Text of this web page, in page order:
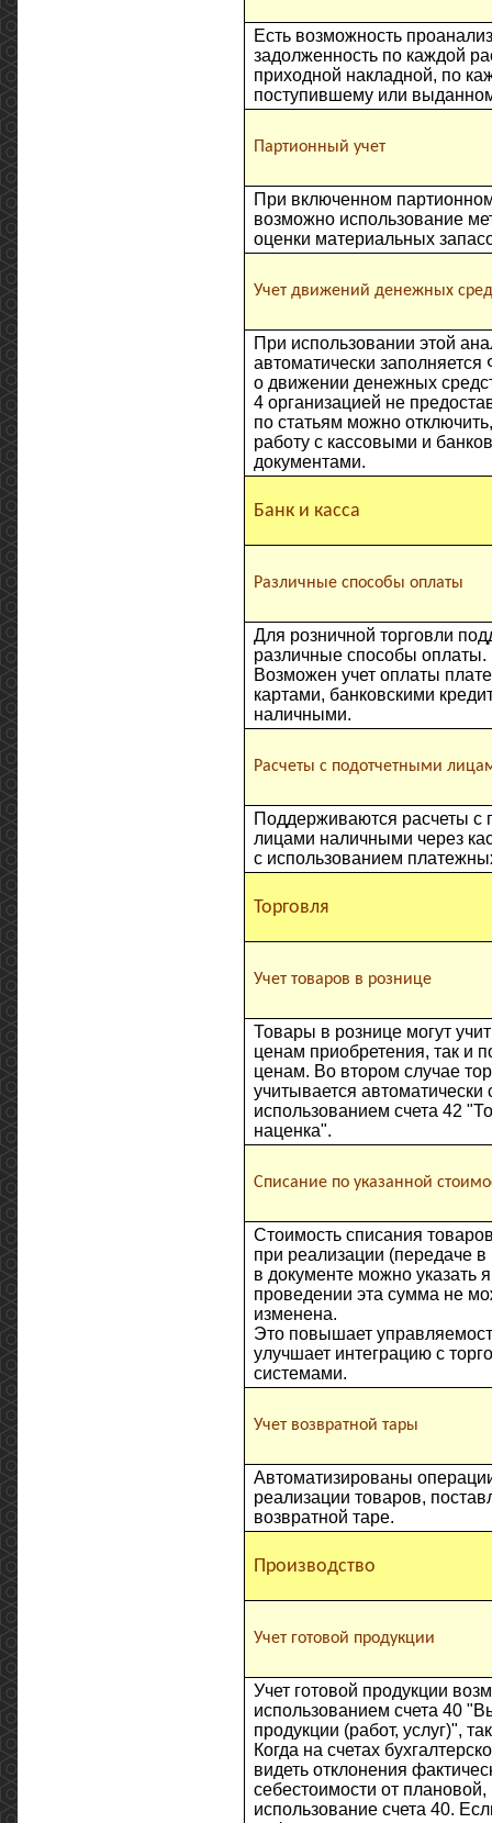
Есть возможность
задолженность по каждой
приходной накладной, по
поступившему или
Партионный учет
При включенном
возможно использование
оценки материальных
Учет движений денежных
При использовании этой
автоматически
о движении денежных
4 организацией не
по статьям можно
работу с кассовыми и
документами.
Банк и касса
Различные способы оплаты
Для розничной торговли
различные способы оплаты.
Возможен учет оплаты
картами, банковскими
наличными.
Расчеты с подотчетными
Поддерживаются расчеты с
лицами наличными через
с использованием
Торговля
Учет товаров в рознице
Товары в рознице могут
ценам приобретения, так и
ценам. Во втором случае
учитывается автоматически
использованием счета 42
наценка".
Списание по указанной
Стоимость списания
при реализации (передаче в
в документе можно указать
проведении эта сумма не
изменена.
Это повышает
улучшает интеграцию с
системами.
Учет возвратной тары
Автоматизированы
реализации товаров,
возвратной таре.
Производство
Учет готовой продукции
Учет готовой продукции
использованием счета 40
продукции (работ, услуг)",
Когда на счетах
видеть отклонения
себестоимости от плановой,
использование счета 40.